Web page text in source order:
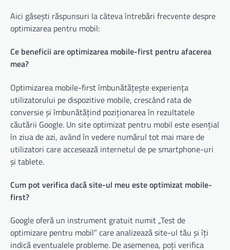
Aici găsești răspunsuri la câteva întrebări frecvente despre
optimizarea pentru mobil:
Ce beneficii are optimizarea mobile-first pentru afacerea
mea?
Optimizarea mobile-first îmbunătățește experiența
utilizatorului pe dispozitive mobile, crescând rata de
conversie și îmbunătățind poziționarea în rezultatele
căutării Google. Un site optimizat pentru mobil este esențial
în ziua de azi, având în vedere numărul tot mai mare de
utilizatori care accesează internetul de pe smartphone-uri
și tablete.
Cum pot verifica dacă site-ul meu este optimizat mobile-
first?
Google oferă un instrument gratuit numit „Test de
optimizare pentru mobil” care analizează site-ul tău și îți
indică eventualele probleme. De asemenea, poți verifica